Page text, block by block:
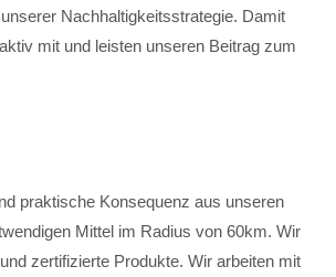
Nachhaltigkeitsstrategie. Damit
mit und leisten unseren Beitrag zum
praktische Konsequenz aus unseren
Mittel im Radius von 60km. Wir
zertifizierte Produkte. Wir arbeiten mit